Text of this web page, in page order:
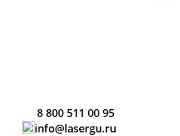
8 800 511 00 95
info@lasergu.ru